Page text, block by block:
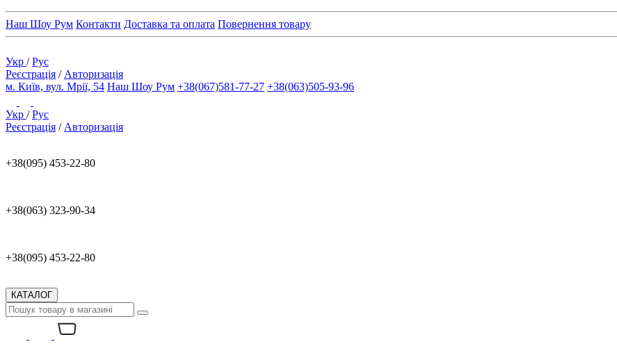
Наш Шоу Рум Контакти Доставка та оплата Повернення товару
Укр /Рус
Реєстрація / Авторизація
м. Київ, вул. Мрії, 54 Наш Шоу Рум +38(067)581-77-27 +38(063)505-93-96
Укр /Рус
Реєстрація / Авторизація
+38(095) 453-22-80
+38(063) 323-90-34
+38(095) 453-22-80
КАТАЛОГ